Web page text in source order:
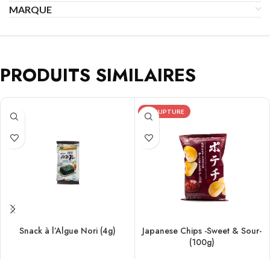
MARQUE
PRODUITS SIMILAIRES
Snack à l’Algue Nori (4g)
EN RUPTURE
Japanese Chips -Sweet & Sour-
(100g)